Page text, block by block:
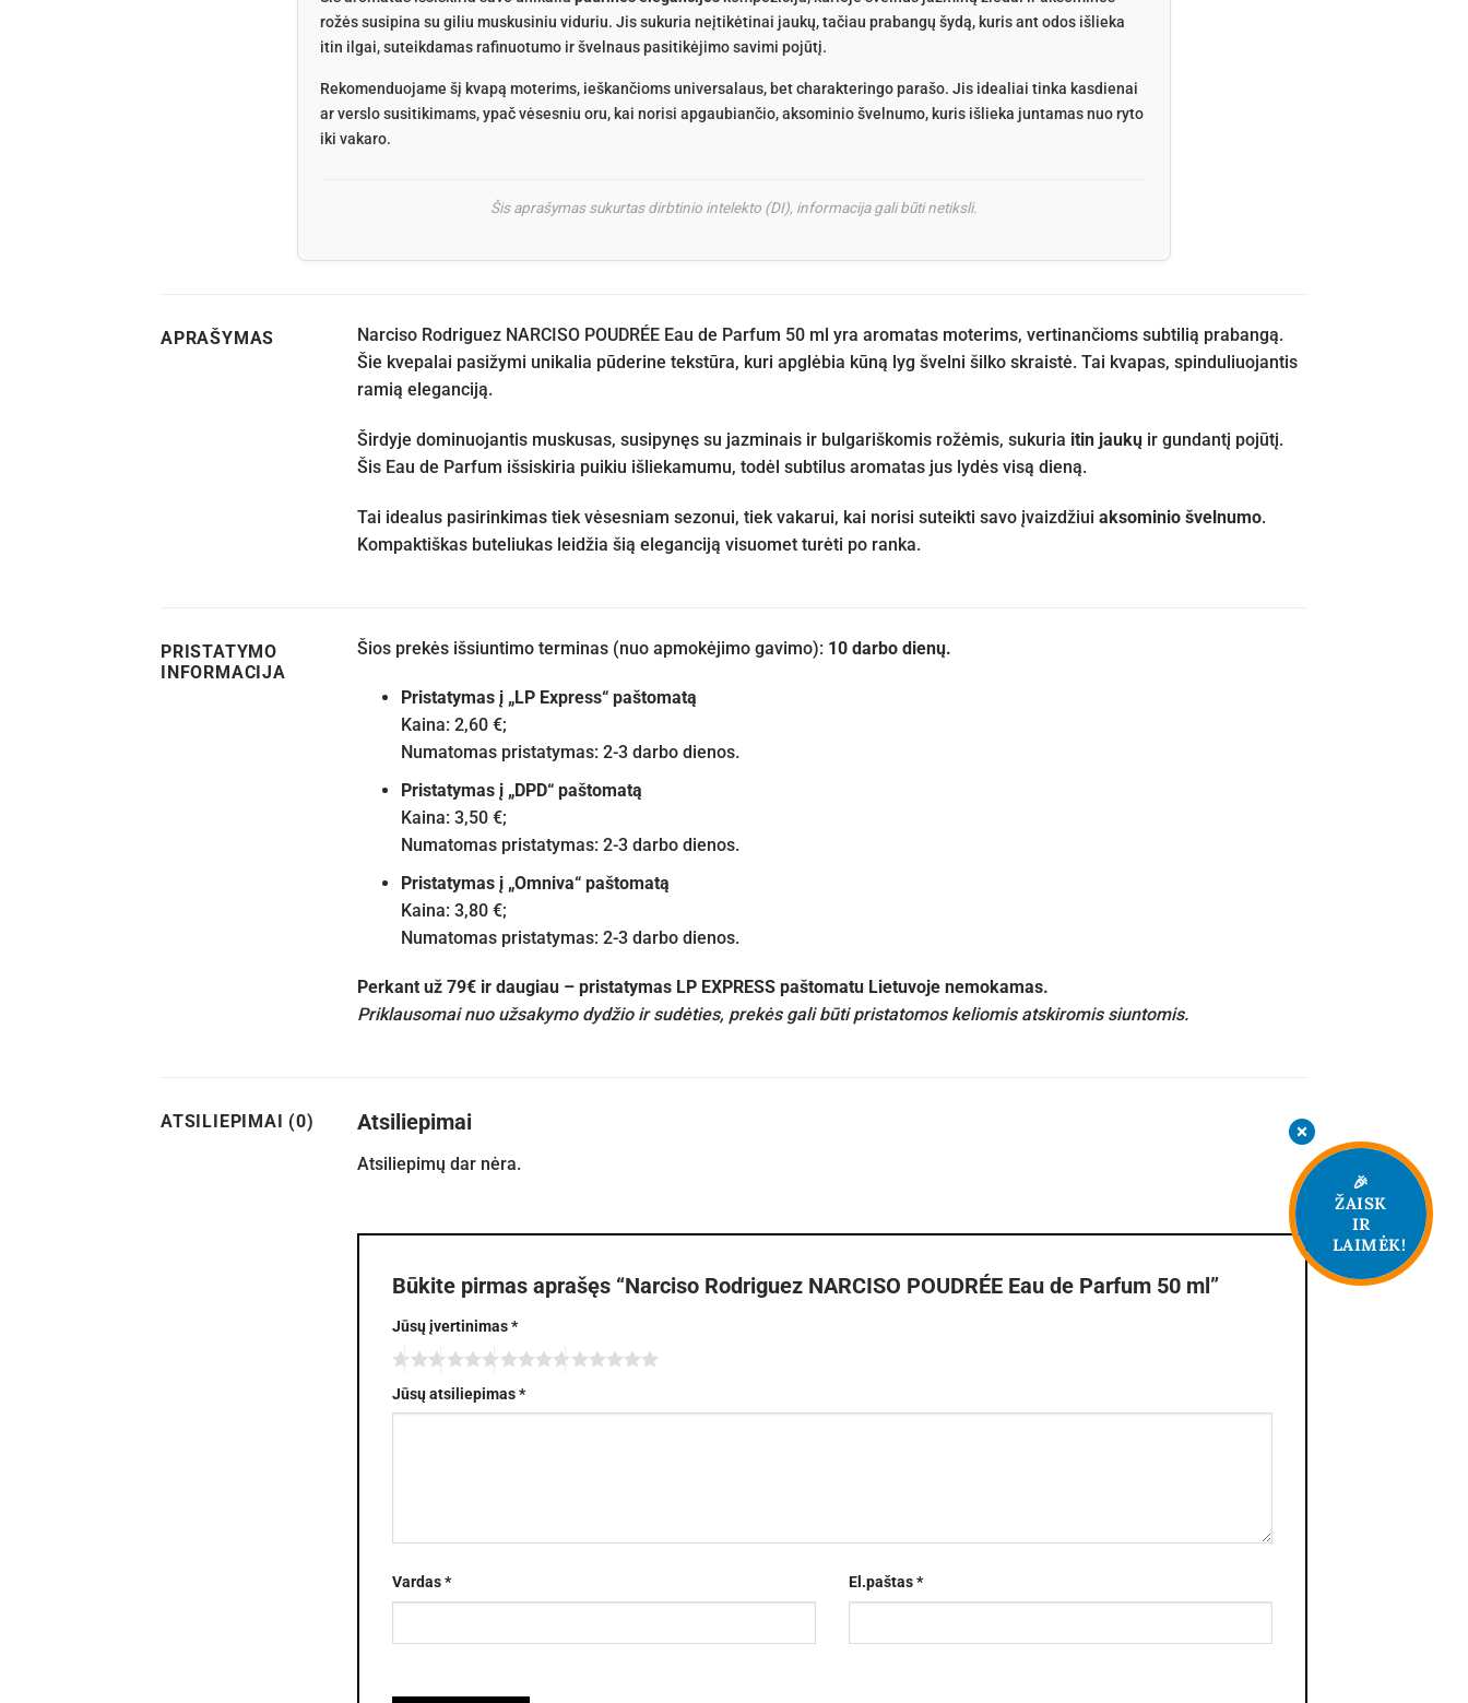
rožės susipina su giliu muskusiniu viduriu. Jis sukuria neįtikėtinai jaukų, tačiau prabangų šydą, kuris ant odos išlieka
itin ilgai, suteikdamas rafinuotumo ir švelnaus pasitikėjimo savimi pojūtį.
Rekomenduojame šį kvapą moterims, ieškančioms universalaus, bet charakteringo parašo. Jis idealiai tinka kasdienai
ar verslo susitikimams, ypač vėsesniu oru, kai norisi apgaubiančio, aksominio švelnumo, kuris išlieka juntamas nuo ryto
iki vakaro.
Šis aprašymas sukurtas dirbtinio intelekto (DI), informacija gali būti netiksli.
APRAŠYMAS
Narciso Rodriguez NARCISO POUDRÉE Eau de Parfum 50 ml yra aromatas moterims, vertinančioms subtilią prabangą.
Šie kvepalai pasižymi unikalia pūderine tekstūra, kuri apglėbia kūną lyg švelni šilko skraistė. Tai kvapas, spinduliuojantis
ramią eleganciją.
Širdyje dominuojantis muskusas, susipynęs su jazminais ir bulgariškomis rožėmis, sukuria itin jaukų ir gundantį pojūtį.
Šis Eau de Parfum išsiskiria puikiu išliekamumu, todėl subtilus aromatas jus lydės visą dieną.
Tai idealus pasirinkimas tiek vėsesniam sezonui, tiek vakarui, kai norisi suteikti savo įvaizdžiui aksominio švelnumo.
Kompaktiškas buteliukas leidžia šią eleganciją visuomet turėti po ranka.
PRISTATYMO
INFORMACIJA
Šios prekės išsiuntimo terminas (nuo apmokėjimo gavimo): 10 darbo dienų.
Pristatymas į „LP Express“ paštomatą
Kaina: 2,60 €;
Numatomas pristatymas: 2-3 darbo dienos.
Pristatymas į „DPD“ paštomatą
Kaina: 3,50 €;
Numatomas pristatymas: 2-3 darbo dienos.
Pristatymas į „Omniva“ paštomatą
Kaina: 3,80 €;
Numatomas pristatymas: 2-3 darbo dienos.
Perkant už 79€ ir daugiau – pristatymas LP EXPRESS paštomatu Lietuvoje nemokamas.
Priklausomai nuo užsakymo dydžio ir sudėties, prekės gali būti pristatomos keliomis atskiromis siuntomis.
ATSILIEPIMAI (0) Atsiliepimai
Atsiliepimų dar nėra.
Būkite pirmas aprašęs “Narciso Rodriguez NARCISO POUDRÉE Eau de Parfum 50 ml”
Jūsų įvertinimas*
Jūsų atsiliepimas*
Vardas* El.paštas*
🎉
ŽAISK
IR
LAIMĖK!